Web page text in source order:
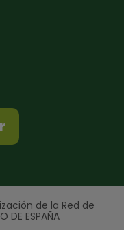
de la Red de
DE ESPAÑA